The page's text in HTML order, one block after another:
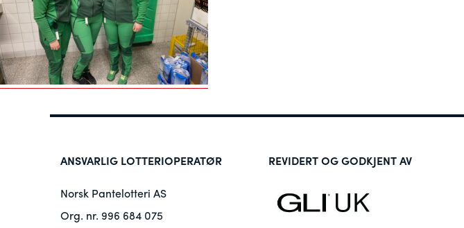
ANSVARLIG LOTTERIOPERATØR
Norsk Pantelotteri AS
Org. nr. 996 684 075
REVIDERT OG GODKJENT AV